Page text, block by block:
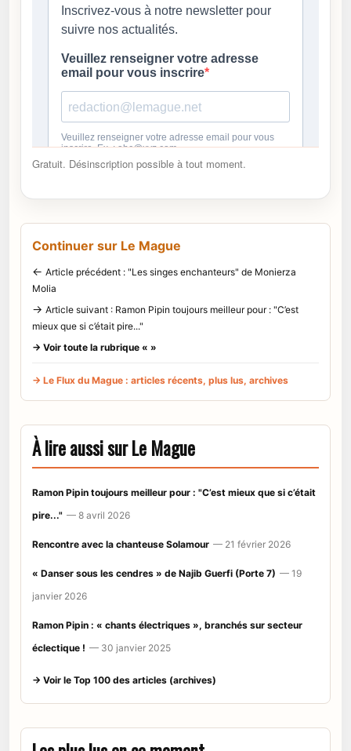
Gratuit. Désinscription possible à tout moment.
Continuer sur Le Mague
← Article précédent : "Les singes enchanteurs" de Monierza
Molia
→ Article suivant : Ramon Pipin toujours meilleur pour : "C’est
mieux que si c’était pire..."
→ Voir toute la rubrique « »
→ Le Flux du Mague : articles récents, plus lus, archives
À lire aussi sur Le Mague
Ramon Pipin toujours meilleur pour : "C’est mieux que si c’était
pire..." — 8 avril 2026
Rencontre avec la chanteuse Solamour — 21 février 2026
« Danser sous les cendres » de Najib Guerfi (Porte 7) — 19
janvier 2026
Ramon Pipin : « chants électriques », branchés sur secteur
éclectique ! — 30 janvier 2025
→ Voir le Top 100 des articles (archives)